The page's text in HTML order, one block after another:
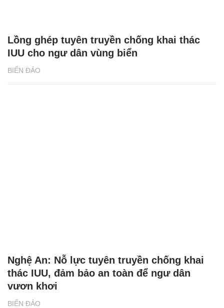
BIỂN ĐẢO
Lồng ghép tuyên truyền chống khai thác
IUU cho ngư dân vùng biển
BIỂN ĐẢO
Nghệ An: Nỗ lực tuyên truyền chống khai
thác IUU, đảm bảo an toàn để ngư dân
vươn khơi